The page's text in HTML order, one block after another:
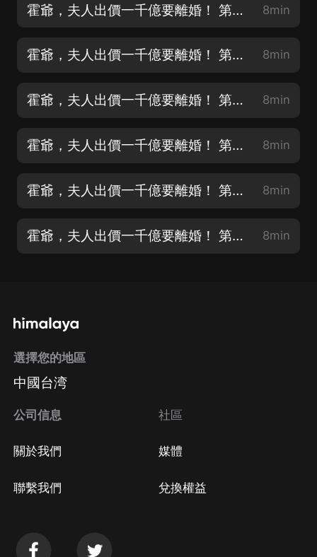
霍爺，夫人出價一千億要離婚！ 第003集 影帝 8min
霍爺，夫人出價一千億要離婚！ 第004集 離定了 8min
霍爺，夫人出價一千億要離婚！ 第005集 開始工作 8min
霍爺，夫人出價一千億要離婚！ 第006集 項鏈 8min
霍爺，夫人出價一千億要離婚！ 第007集 人不可貌相 8min
霍爺，夫人出價一千億要離婚！ 第008集 海不可鬥量 8min
選擇您的地區
中國台湾
公司信息
關於我們
聯繫我們
社區
媒體
兌換權益